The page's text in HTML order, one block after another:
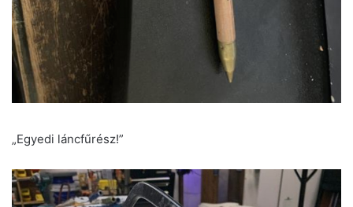
„Egyedi láncfűrész!”